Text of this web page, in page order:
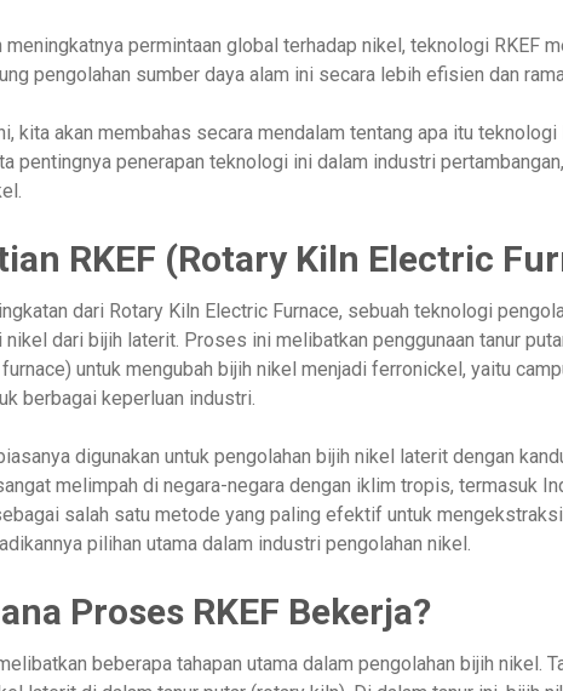
meningkatnya permintaan global terhadap nikel, teknologi RKEF
pengolahan sumber daya alam ini secara lebih efisien dan
kita akan membahas secara mendalam tentang apa itu teknologi
pentingnya penerapan teknologi ini dalam industri
RKEF (Rotary Kiln Electric
dari Rotary Kiln Electric Furnace, sebuah teknologi
dari bijih laterit. Proses ini melibatkan penggunaan tanur
untuk mengubah bijih nikel menjadi ferronickel, yaitu
berbagai keperluan industri.
digunakan untuk pengolahan bijih nikel laterit dengan
melimpah di negara-negara dengan iklim tropis, termasuk
salah satu metode yang paling efektif untuk
pilihan utama dalam industri pengolahan nikel.
Proses RKEF Bekerja?
beberapa tahapan utama dalam pengolahan bijih nikel.